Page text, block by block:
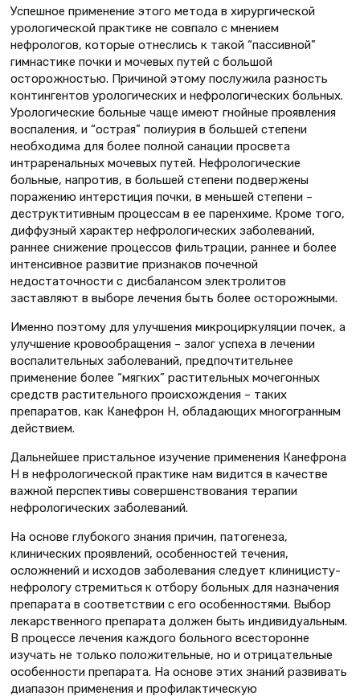
Успешное применение этого метода в хирургической
урологической практике не совпало с мнением
нефрологов, которые отнеслись к такой “пассивной”
гимнастике почки и мочевых путей с большой
осторожностью. Причиной этому послужила разность
контингентов урологических и нефрологических больных.
Урологические больные чаще имеют гнойные проявления
воспаления, и “острая” полиурия в большей степени
необходима для более полной санации просвета
интраренальных мочевых путей. Нефрологические
больные, напротив, в большей степени подвержены
поражению интерстиция почки, в меньшей степени –
деструктитивным процессам в ее паренхиме. Кроме того,
диффузный характер нефрологических заболеваний,
раннее снижение процессов фильтрации, раннее и более
интенсивное развитие признаков почечной
недостаточности с дисбалансом электролитов
заставляют в выборе лечения быть более осторожными.
Именно поэтому для улучшения микроциркуляции почек, а
улучшение кровообращения – залог успеха в лечении
воспалительных заболеваний, предпочтительнее
применение более “мягких” растительных мочегонных
средств растительного происхождения – таких
препаратов, как Канефрон Н, обладающих многогранным
действием.
Дальнейшее пристальное изучение применения Канефрона
Н в нефрологической практике нам видится в качестве
важной перспективы совершенствования терапии
нефрологических заболеваний.
На основе глубокого знания причин, патогенеза,
клинических проявлений, особенностей течения,
осложнений и исходов заболевания следует клиницисту-
нефрологу стремиться к отбору больных для назначения
препарата в соответствии с его особенностями. Выбор
лекарственного препарата должен быть индивидуальным.
В процессе лечения каждого больного всесторонне
изучать не только положительные, но и отрицательные
особенности препарата. На основе этих знаний развивать
диапазон применения и профилактическую